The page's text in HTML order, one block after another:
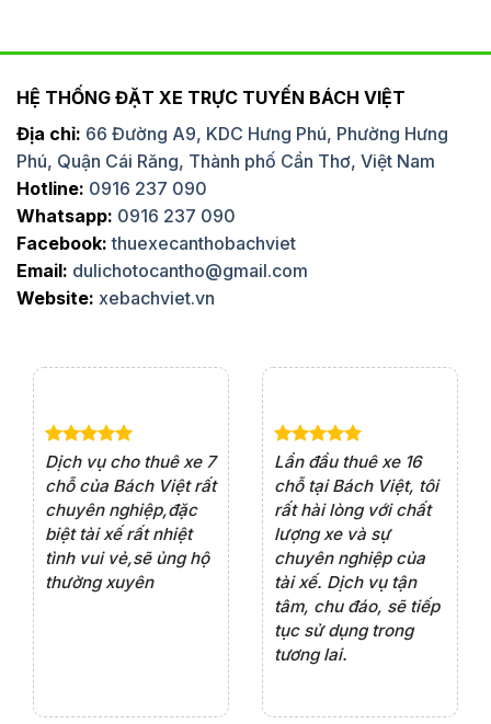
HỆ THỐNG ĐẶT XE TRỰC TUYẾN BÁCH VIỆT
Địa chỉ: 66 Đường A9, KDC Hưng Phú, Phường Hưng
Phú, Quận Cái Răng, Thành phố Cần Thơ, Việt Nam
Hotline: 0916 237 090
Whatsapp: 0916 237 090
Facebook: thuexecanthobachviet
Email: dulichotocantho@gmail.com
Website: xebachviet.vn
Dịch vụ cho thuê xe 7
chỗ của Bách Việt rất
chuyên nghiệp,đặc
biệt tài xế rất nhiệt
tình vui vẻ,sẽ ủng hộ
thường xuyên
Lần đầu thuê xe 16
chỗ tại Bách Việt, tôi
rất hài lòng với chất
lượng xe và sự
chuyên nghiệp của
tài xế. Dịch vụ tận
tâm, chu đáo, sẽ tiếp
tục sử dụng trong
tương lai.